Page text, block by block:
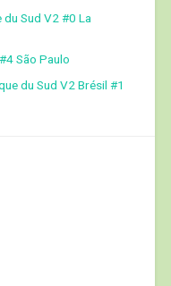
Sud V2 #0 La
São Paulo
du Sud V2 Brésil #1